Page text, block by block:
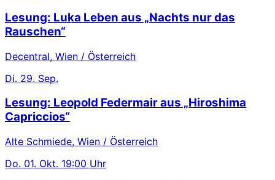
Lesung: Luka Leben aus „Nachts nur das
Rauschen“
Decentral, Wien / Österreich
Di. 29. Sep.
Lesung: Leopold Federmair aus „Hiroshima
Capriccios“
Alte Schmiede, Wien / Österreich
Do. 01. Okt. 19:00 Uhr